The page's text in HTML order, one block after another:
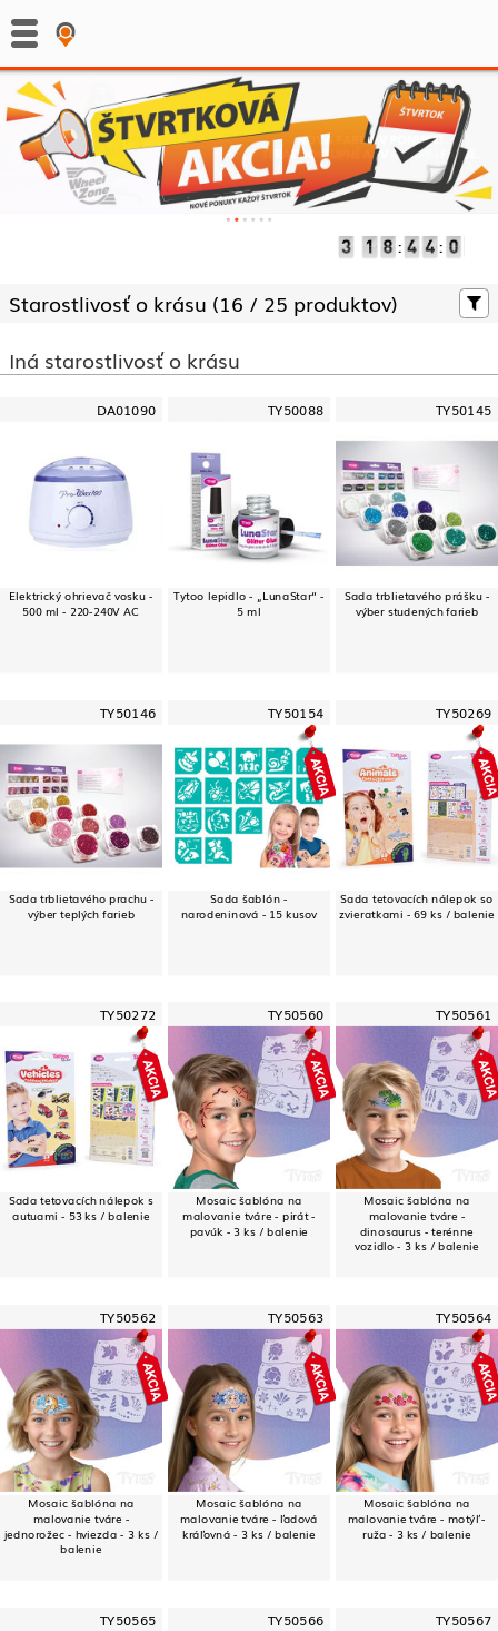
: :
Starostlivosť o krásu (16 / 25 produktov)
Iná starostlivosť o krásu
DA01090
Elektrický ohrievač vosku -
500 ml - 220-240V AC
TY50088
Tytoo lepidlo - „LunaStar“ -
5 ml
TY50145
Sada trblietavého prášku -
výber studených farieb
TY50146
Sada trblietavého prachu -
výber teplých farieb
TY50154
Sada šablón -
narodeninová - 15 kusov
TY50269
Sada tetovacích nálepok so
zvieratkami - 69 ks / balenie
TY50272
Sada tetovacích nálepok s
autuami - 53 ks / balenie
TY50560
Mosaic šablóna na
malovanie tváre - pirát -
pavúk - 3 ks / balenie
TY50561
Mosaic šablóna na
malovanie tváre -
dinosaurus - terénne
vozidlo - 3 ks / balenie
TY50562
Mosaic šablóna na
malovanie tváre -
jednorožec - hviezda - 3 ks /
balenie
TY50563
Mosaic šablóna na
malovanie tváre - ľadová
kráľovná - 3 ks / balenie
TY50564
Mosaic šablóna na
malovanie tváre - motýľ -
ruža - 3 ks / balenie
TY50565 TY50566 TY50567